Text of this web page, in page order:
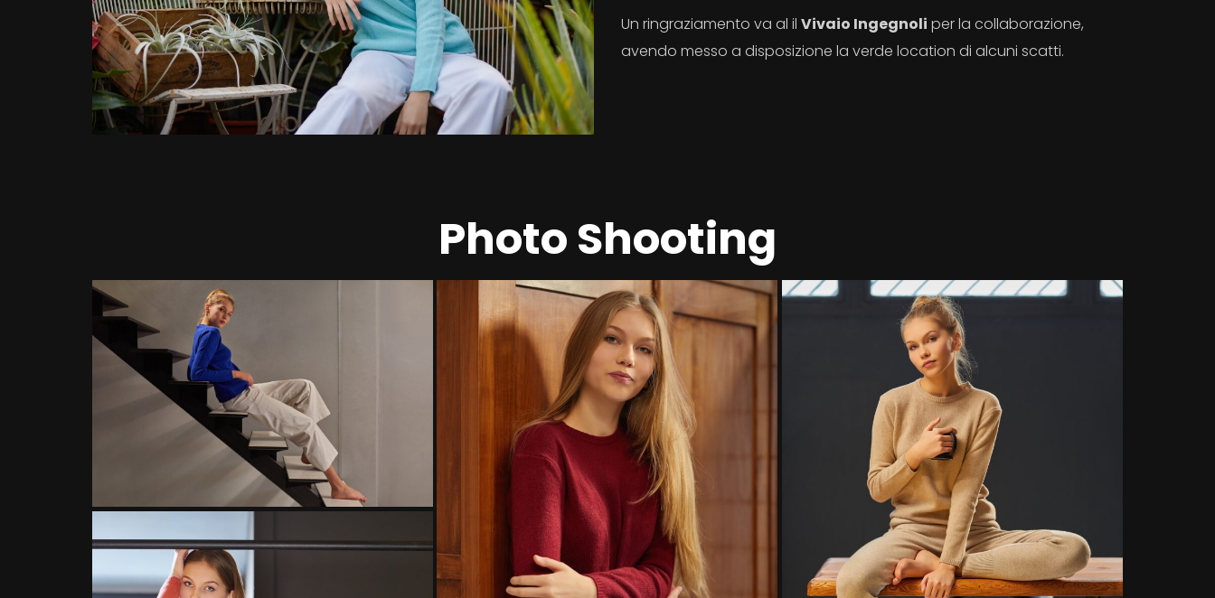
Un ringraziamento va al il Vivaio Ingegnoli per la collaborazione,
avendo messo a disposizione la verde location di alcuni scatti.
Photo Shooting